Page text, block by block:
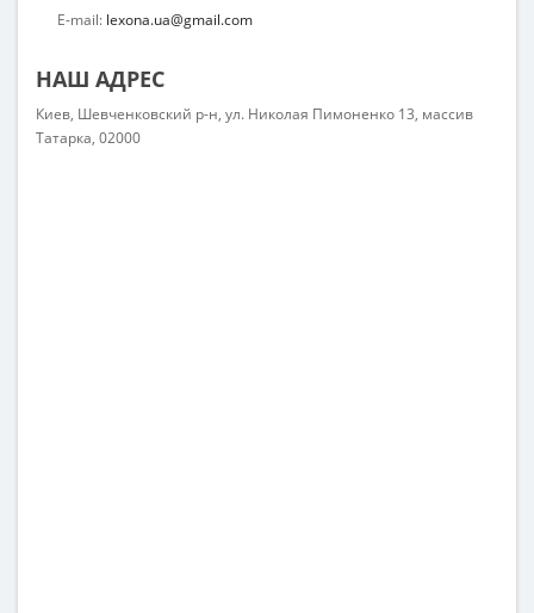
E-mail: lexona.ua@gmail.com
НАШ АДРЕС
Киев, Шевченковский р-н, ул. Николая Пимоненко 13, массив
Татарка, 02000